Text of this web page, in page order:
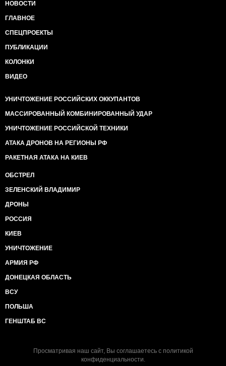
НОВОСТИ
ГЛАВНОЕ
СПЕЦПРОЕКТЫ
ПУБЛИКАЦИИ
КОЛОНКИ
ВИДЕО
УНИЧТОЖЕНИЕ РОССИЙСКИХ ОККУПАНТОВ
МАССИРОВАННЫЙ КОМБИНИРОВАННЫЙ УДАР
УНИЧТОЖЕНИЕ РОССИЙСКОЙ ТЕХНИКИ
АТАКА ДРОНОВ НА РЕГИОНЫ РФ
РАКЕТНАЯ АТАКА НА КИЕВ
ОБСТРЕЛ
ЗЕЛЕНСКИЙ ВЛАДИМИР
ДРОНЫ
РОССИЯ
КИЕВ
УНИЧТОЖЕНИЕ
АРМИЯ РФ
ДОНЕЦКАЯ ОБЛАСТЬ
ВСУ
ПОЛЬША
ГЕНШТАБ ВС
Просматривая наш сайт, Вы соглашаетесь с политикой
конфиденциальности.